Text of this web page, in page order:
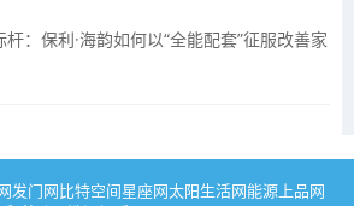
：保利·海韵如何以“全能配套”征服改善家
发门网比特空间星座网太阳生活网能源 上品网